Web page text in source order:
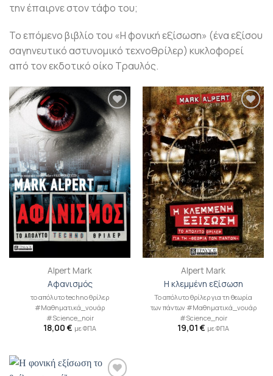
την έπαιρνε στον τάφο του;
Το επόμενο βιβλίο του «Η φονική εξίσωση» (ένα εξίσου
σαγηνευτικό αστυνομικό τεχνοθρίλερ) κυκλοφορεί
από τον εκδοτικό οίκο Τραυλός.
Προσθήκη
βιβλίου
στη λίστα
επιθυμιών
Alpert Mark
Αφανισμός
το απόλυτο techno θρίλερ
#Μαθηματικά_νουάρ
#Science_noir
18,00 € με ΦΠΑ
Προσθήκη
βιβλίου
στη λίστα
επιθυμιών
Alpert Mark
Η κλεμμένη εξίσωση
Το απόλυτο θρίλερ για τη θεωρία
των πάντων #Μαθηματικά_νουάρ
#Science_noir
19,01 € με ΦΠΑ